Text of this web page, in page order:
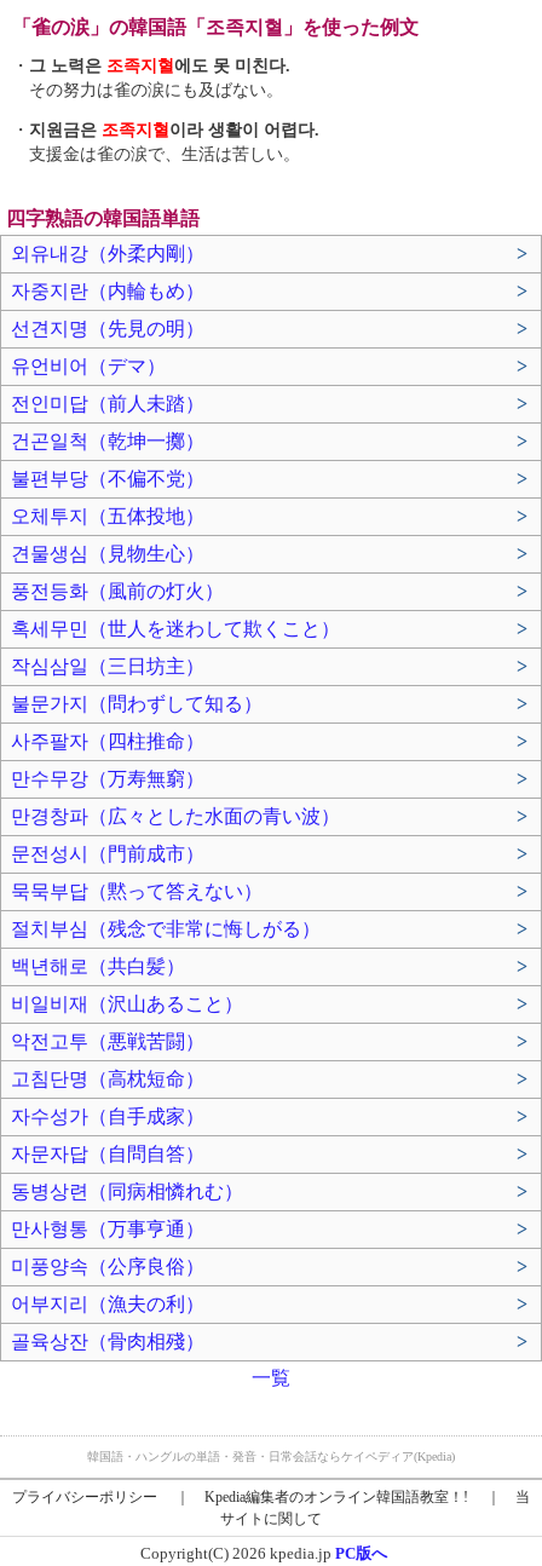
「雀の涙」の韓国語「조족지혈」を使った例文
・ 그 노력은 조족지혈에도 못 미친다.
その努力は雀の涙にも及ばない。
・ 지원금은 조족지혈이라 생활이 어렵다.
支援金は雀の涙で、生活は苦しい。
四字熟語の韓国語単語
외유내강（外柔内剛）
>
자중지란（内輪もめ）
>
선견지명（先見の明）
>
유언비어（デマ）
>
전인미답（前人未踏）
>
건곤일척（乾坤一擲）
>
불편부당（不偏不党）
>
오체투지（五体投地）
>
견물생심（見物生心）
>
풍전등화（風前の灯火）
>
혹세무민（世人を迷わして欺くこと）
>
작심삼일（三日坊主）
>
불문가지（問わずして知る）
>
사주팔자（四柱推命）
>
만수무강（万寿無窮）
>
만경창파（広々とした水面の青い波）
>
문전성시（門前成市）
>
묵묵부답（黙って答えない）
>
절치부심（残念で非常に悔しがる）
>
백년해로（共白髪）
>
비일비재（沢山あること）
>
악전고투（悪戦苦闘）
>
고침단명（高枕短命）
>
자수성가（自手成家）
>
자문자답（自問自答）
>
동병상련（同病相憐れむ）
>
만사형통（万事亨通）
>
미풍양속（公序良俗）
>
어부지리（漁夫の利）
>
골육상잔（骨肉相殘）
>
一覧
韓国語・ハングルの単語・発音・日常会話ならケイペディア(Kpedia)
プライバシーポリシー Kpedia編集者のオンライン韓国語教室！!
当
サイトに関して
Copyright(C) 2026 kpedia.jp PC版へ